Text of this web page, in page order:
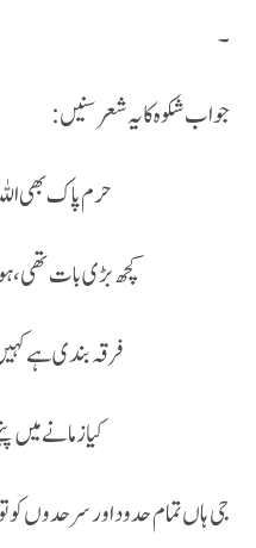
۔
جواب شکوہ کا یہ شعر سنیں:
حرم پاک بھی
کچھ بڑی بات تھی،
فرقہ بندی ہے
کیا زمانے میں
جی ہاں تمام حدود اور سرحدوں کو